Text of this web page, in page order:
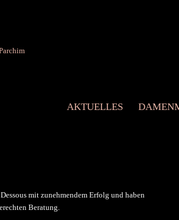
AKTUELLES
mit zunehmendem Erfolg und haben
Beratung.